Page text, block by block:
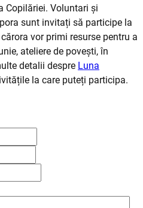
Copilăriei. Voluntari și
sunt invitați să participe la
vor primi resurse pentru a
ateliere de povești, în
detalii despre Luna
la care puteți participa.